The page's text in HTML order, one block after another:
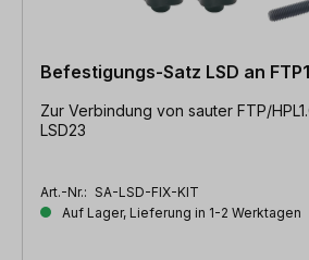
Befestigungs-Satz LSD an
Zur Verbindung von sauter FTP/
LSD23
Art.-Nr.: SA-LSD-FIX-KIT
Auf Lager, Lieferung in 1-2 Werktagen